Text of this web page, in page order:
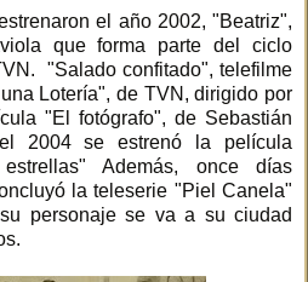
el año 2002, "Beatriz",
que forma parte del ciclo
"Salado confitado", telefilme
Lotería", de TVN, dirigido por
"El fotógrafo", de Sebastián
2004 se estrenó la película
Además, once días
la teleserie "Piel Canela"
personaje se va a su ciudad